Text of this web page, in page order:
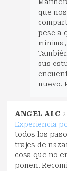
que
pese a
sus
nuevo.
ANGEL ALC
Experiencia
todos los
trajes de
cosa que no
ponen.